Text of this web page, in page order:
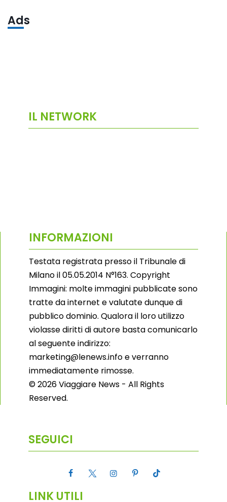
Ads
IL NETWORK
INFORMAZIONI
Testata registrata presso il Tribunale di
Milano il 05.05.2014 N°163. Copyright
Immagini: molte immagini pubblicate sono
tratte da internet e valutate dunque di
pubblico dominio. Qualora il loro utilizzo
violasse diritti di autore basta comunicarlo
al seguente indirizzo:
marketing@lenews.info e verranno
immediatamente rimosse.
© 2026 Viaggiare News - All Rights
Reserved.
SEGUICI
LINK UTILI